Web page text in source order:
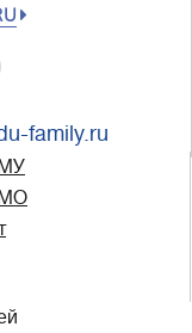
family.ru
МО